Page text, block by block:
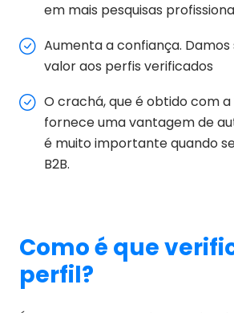
em mais pesquisas
Aumenta a confiança.
valor aos perfis verificados
O crachá, que é obtido com
fornece uma vantagem de
é muito importante quando
B2B.
Como é que
perfil?